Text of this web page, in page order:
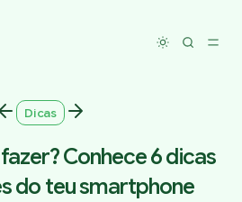
Toggle
Dicas
Conhece 6 dicas
do teu smartphone